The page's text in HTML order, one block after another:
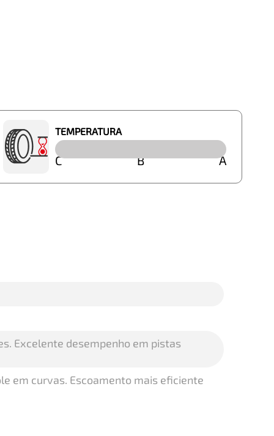
TEMPERATURA
C B A
Excelente desempenho em pistas
em curvas. Escoamento mais eficiente